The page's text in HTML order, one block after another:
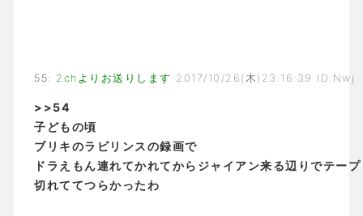
55: 2chよりお送りします 2017/10/26(木)23:16:39 ID:Nwj
>>54
子どもの頃
ブリキのラビリンスの録画で
ドラえもん連れてかれてからジャイアン来る辺りでテープ
切れててつらかったわ